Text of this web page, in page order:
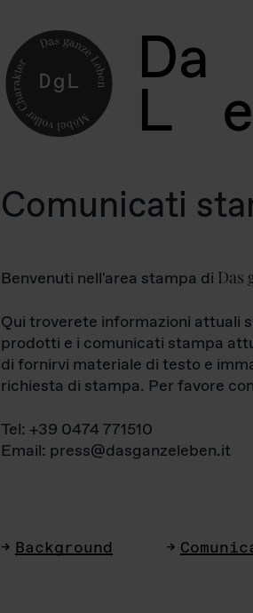
Da
L e
Comunicati
Benvenuti nell'area stampa di Das
Qui troverete informazioni attuali
prodotti e i comunicati stampa
di fornirvi materiale di testo e
richiesta di stampa. Per favore
Tel: +39 0474 771510
Email: press@dasganzeleben.it
Background